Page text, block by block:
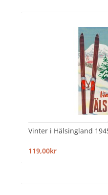
Vinter i Hälsingland
119,00kr